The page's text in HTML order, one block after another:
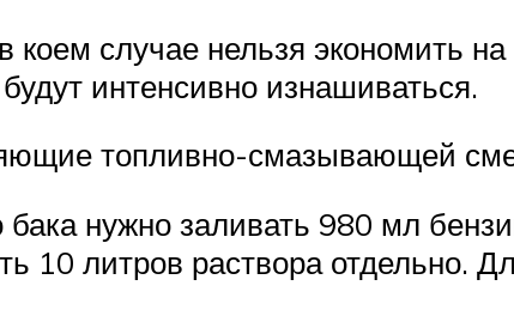
коем случае нельзя экономить
интенсивно изнашиваться.
топливно-смазывающей
бака нужно заливать 980 мл
10 литров раствора отдельно.